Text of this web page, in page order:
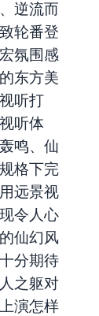
逆流而
轮番登
氛围感
东方美
听打
听体
鸣、仙
格下完
远景视
令人心
仙幻风
分期待
之躯对
演怎样